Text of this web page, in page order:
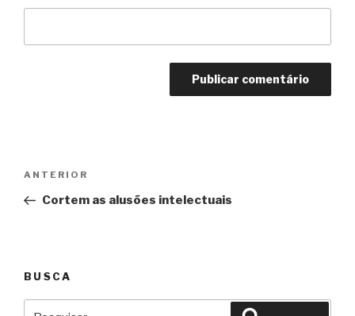
Post
Anterior
ANTERIOR
Cortem as alusões intelectuais
BUSCA